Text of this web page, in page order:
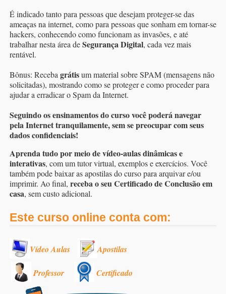
É indicado tanto para pessoas que desejam proteger-se das
ameaças na internet, como para pessoas que sonham em tornar-se
hackers, conhecendo como funcionam as invasões, e até
trabalhar nesta área deSegurança Digital, cada vez mais
rentável.
Bônus: Receba grátisum material sobre SPAM (mensagens não
solicitadas), mostrando como se proteger e como proceder para
ajudar a erradicar o Spam da Internet.
Seguindo os ensinamentos do curso você poderá navegar
pela Internet tranquilamente, sem se preocupar com seus
dados confidenciais!
Aprenda tudo por meio de vídeo-aulas dinâmicas e
interativas, com um tutor virtual, exemplos e exercícios. Você
também pode baixar as apostilas do curso para arquivar e/ou
imprimir. Ao final, receba o seu Certificado de Conclusão em
casa, sem custo adicional.
Este curso online conta com:
Vídeo Aulas Apostilas
Professor Certificado